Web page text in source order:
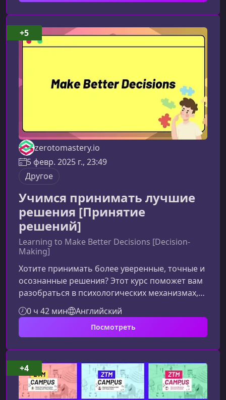
искаженияКогнитивные искажения — это
систематические ошибки мышления,
возникающие под влиянием эмоций,
zerotomastery.io
5 февр. 2025 г., 23:49
Другое
Учимся принимать лучшие
решения [Принятие
решений]
Learning to Make Better Decisions [Decision-
Making]
Хотите принимать более уверенные, точные и
осознанные решения? Этот курс поможет вам
разобраться в психологических механизмах,
влияющих на выбор, научит работать с
когнитивными искажениями и использовать
продуманные стратегии мышления как в
повседневной жизни.Что делает этот курс
ценнымПринятие решений — это навык,
который можно и нужно развивать. В рамках
курса вы познакомитесь с ключевыми
0 ч 42 мин Английский
Посмотреть
+5
+4